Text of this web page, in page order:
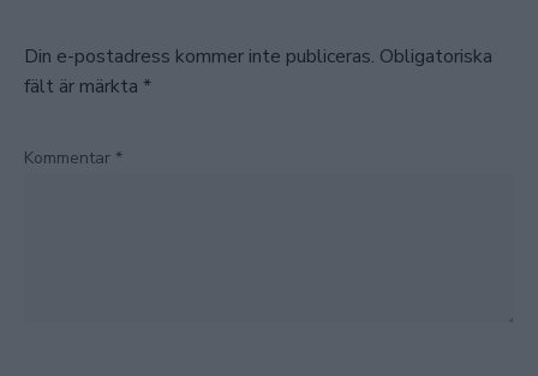
Din e-postadress kommer inte publiceras. Obligatoriska
fält är märkta *
Kommentar *